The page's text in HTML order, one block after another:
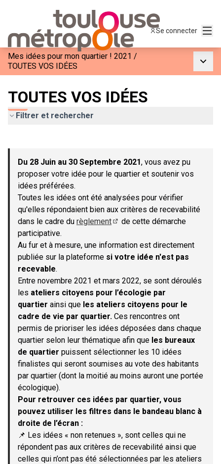
Se connecter
Mes idées pour mon quartier ! 2021 /
TOUTES VOS IDÉES
TOUTES VOS IDÉES
Filtrer et rechercher
−
Du 28 Juin au 30 Septembre 2021, vous avez pu
proposer votre idée pour le quartier et soutenir vos
idées préférées.
Toutes les idées ont été analysées pour vérifier
qu'elles répondaient bien aux critères de recevabilité
dans le cadre du règlement
de cette démarche
participative.
Au fur et à mesure, une information est directement
publiée sur la plateforme si votre idée n'est pas
recevable.
Entre novembre 2021 et mars 2022, se sont déroulés
les ateliers citoyens pour l’écologie par
quartier ainsi que les ateliers citoyens pour le
cadre de vie par quartier. Ces rencontres ont
permis de prioriser les idées déposées dans chaque
quartier selon leur thématique afin que les bureaux
de quartier puissent sélectionner les 10 idées
finalistes qui seront soumises au vote des habitants
par quartier (dont la moitié au moins auront une portée
écologique).
Pour retrouver ces idées par quartier, vous
pouvez utiliser les filtres dans le bandeau blanc à
droite de l’écran :
📌 Les idées « non retenues », sont celles qui ne
répondent pas aux critères de recevabilité ainsi que
celles qui n’ont pas été sélectionnées par les ateliers